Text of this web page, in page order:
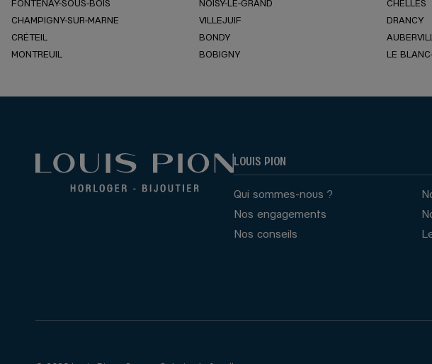
FONTENAY-SOUS-BOIS
CHAMPIGNY-SUR-MARNE
CRÉTEIL
MONTREUIL
NOISY-LE-GRAND
VILLEJUIF
BONDY
BOBIGNY
CHELLES
DRANCY
LE
LOUIS PION
Qui sommes-nous ?
Nos engagements
Nos conseils